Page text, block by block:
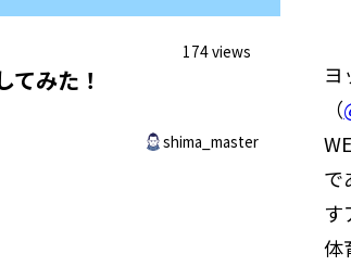
174 views
てみた！
shima_master
ヨ
（
で
す
体